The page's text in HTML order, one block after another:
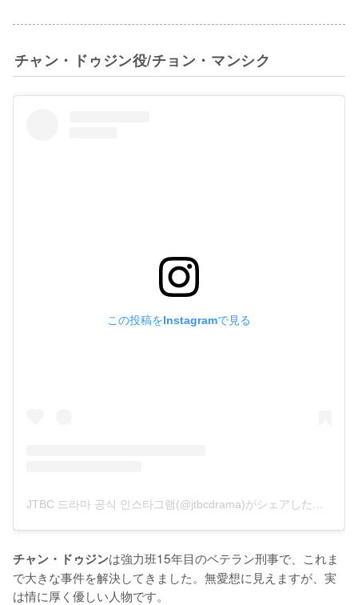
チャン・ドゥジン役/チョン・マンシク
この投稿をInstagramで見る
JTBC 드라마 공식 인스타그램(@jtbcdrama)がシェアした投稿
チャン・ドゥジンは強力班15年目のベテラン刑事で、これま
で大きな事件を解決してきました。無愛想に見えますが、実
は情に厚く優しい人物です。